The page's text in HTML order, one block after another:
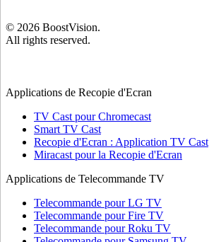
© 2026 BoostVision.
All rights reserved.
Applications de Recopie d'Ecran
TV Cast pour Chromecast
Smart TV Cast
Recopie d'Ecran : Application TV Cast
Miracast pour la Recopie d'Ecran
Applications de Telecommande TV
Telecommande pour LG TV
Telecommande pour Fire TV
Telecommande pour Roku TV